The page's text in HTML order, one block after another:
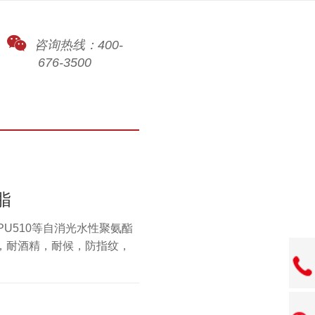
咨询热线：400-
676-3500
等自消光水性聚氨酯
酒精，耐候，防指纹，